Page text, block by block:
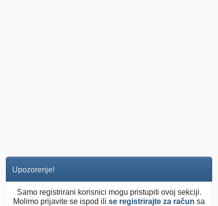
Upozorenje!
Samo registrirani korisnici mogu pristupiti ovoj sekciji.
Molimo prijavite se ispod ili se registrirajte za račun sa